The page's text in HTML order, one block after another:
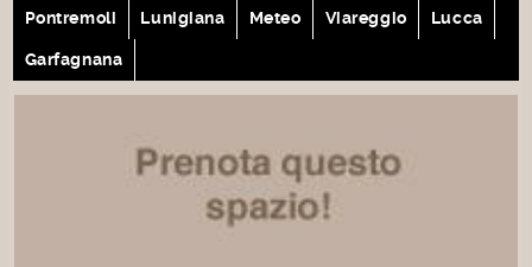
Pontremoli Lunigiana Meteo Viareggio Lucca
Garfagnana